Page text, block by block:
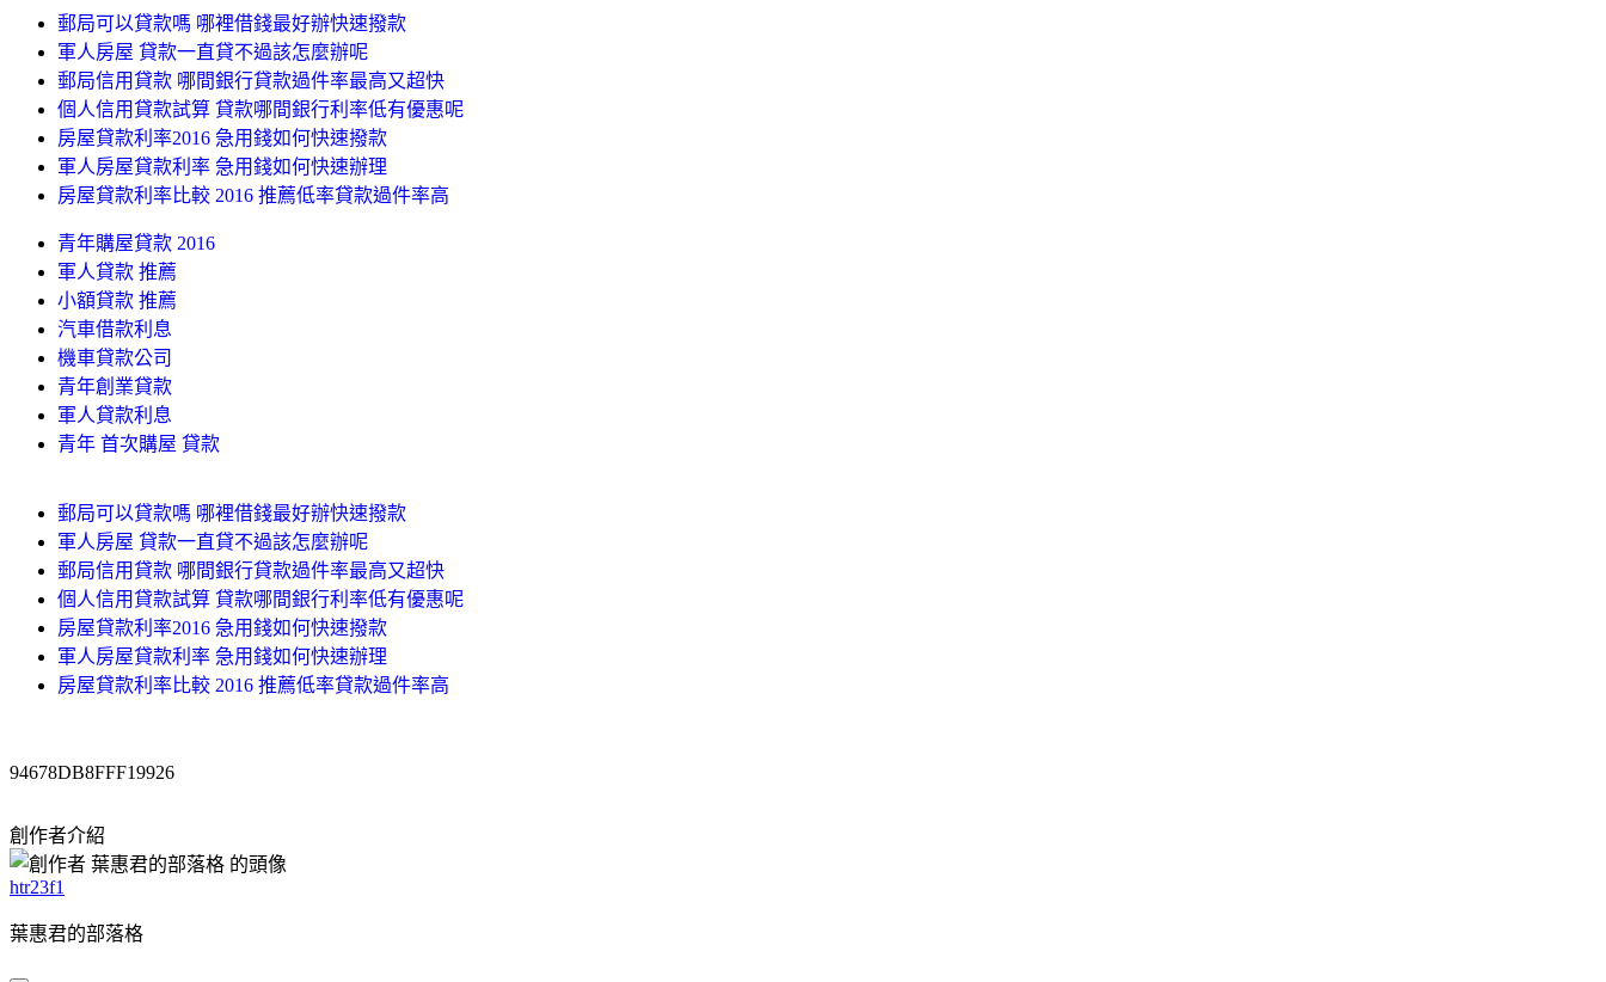
郵局可以貸款嗎 哪裡借錢最好辦快速撥款
軍人房屋 貸款一直貸不過該怎麼辦呢
郵局信用貸款 哪間銀行貸款過件率最高又超快
個人信用貸款試算 貸款哪間銀行利率低有優惠呢
房屋貸款利率2016 急用錢如何快速撥款
軍人房屋貸款利率 急用錢如何快速辦理
房屋貸款利率比較 2016 推薦低率貸款過件率高
青年購屋貸款 2016
軍人貸款 推薦
小額貸款 推薦
汽車借款利息
機車貸款公司
青年創業貸款
軍人貸款利息
青年 首次購屋 貸款
郵局可以貸款嗎 哪裡借錢最好辦快速撥款
軍人房屋 貸款一直貸不過該怎麼辦呢
郵局信用貸款 哪間銀行貸款過件率最高又超快
個人信用貸款試算 貸款哪間銀行利率低有優惠呢
房屋貸款利率2016 急用錢如何快速撥款
軍人房屋貸款利率 急用錢如何快速辦理
房屋貸款利率比較 2016 推薦低率貸款過件率高
94678DB8FFF19926
創作者介紹
htr23f1
葉惠君的部落格